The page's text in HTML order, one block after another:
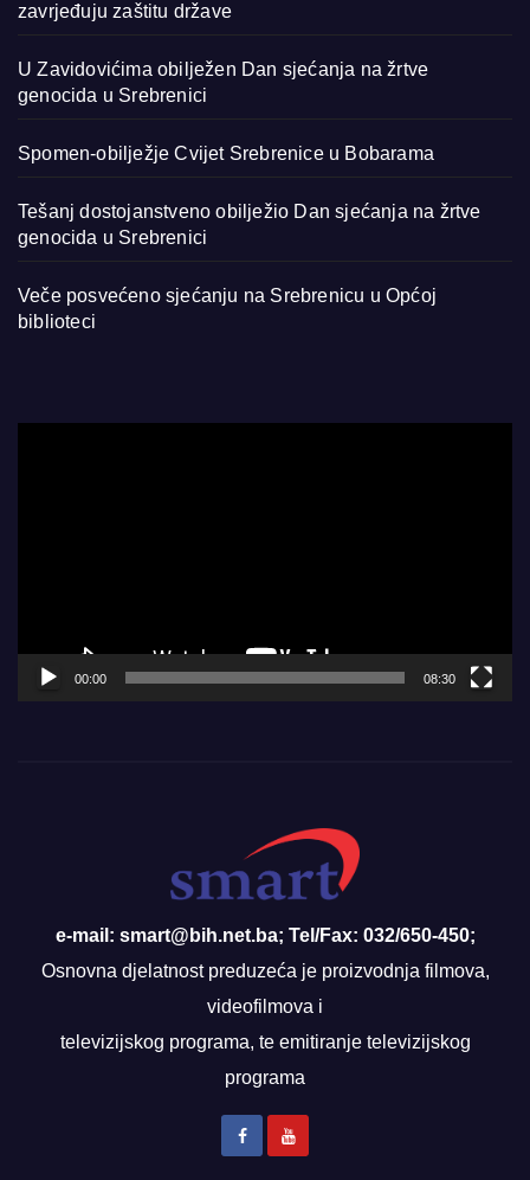
zavrjeđuju zaštitu države
U Zavidovićima obilježen Dan sjećanja na žrtve
genocida u Srebrenici
Spomen-obilježje Cvijet Srebrenice u Bobarama
Tešanj dostojanstveno obilježio Dan sjećanja na žrtve
genocida u Srebrenici
Veče posvećeno sjećanju na Srebrenicu u Općoj
biblioteci
00:00 08:30
e-mail: smart@bih.net.ba; Tel/Fax: 032/650-450;
Osnovna djelatnost preduzeća je proizvodnja filmova,
videofilmova i
televizijskog programa, te emitiranje televizijskog
programa